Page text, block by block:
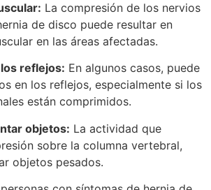
La compresión de los nervios
de disco puede resultar en
en las áreas afectadas.
reflejos: En algunos casos, puede
en los reflejos, especialmente si los
están comprimidos.
objetos: La actividad que
sobre la columna vertebral,
objetos pesados.